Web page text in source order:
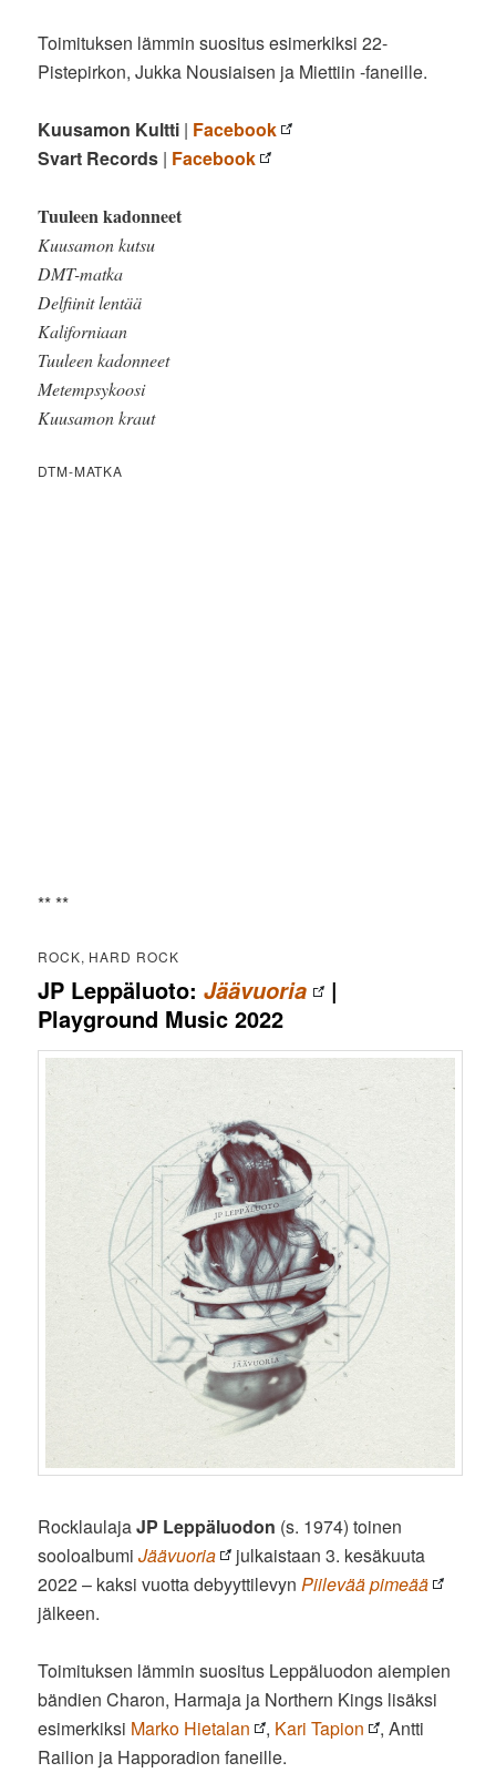
Toimituksen lämmin suositus esimerkiksi 22-
Pistepirkon, Jukka Nousiaisen ja Miettiin -faneille.
Kuusamon Kultti | Facebook
Svart Records | Facebook
Tuuleen kadonneet
Kuusamon kutsu
DMT-matka
Delfiinit lentää
Kaliforniaan
Tuuleen kadonneet
Metempsykoosi
Kuusamon kraut
DTM-MATKA
** **
ROCK, HARD ROCK
JP Leppäluoto:Jäävuoria
|
Playground Music 2022
RocklaulajaJP Leppäluodon (s. 1974) toinen
sooloalbumiJäävuoria
julkaistaan 3. kesäkuuta
2022 – kaksi vuotta debyyttilevyn Piilevää pimeää
jälkeen.
Toimituksen lämmin suositus Leppäluodon aiempien
bändien Charon, Harmaja ja Northern Kings lisäksi
esimerkiksi Marko Hietalan , Kari Tapion
, Antti
Railion ja Happoradion faneille.